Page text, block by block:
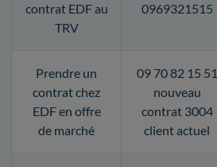
contrat EDF au
TRV
0969321515
Prendre un
contrat chez
EDF en offre
de marché
09 70 82 15 51
nouveau
contrat 3004
client actuel